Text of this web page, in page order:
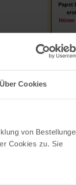
Über Cookies
von
Cookies zu. Sie
Papst
Hören
Stefan
Wer er
was ihn